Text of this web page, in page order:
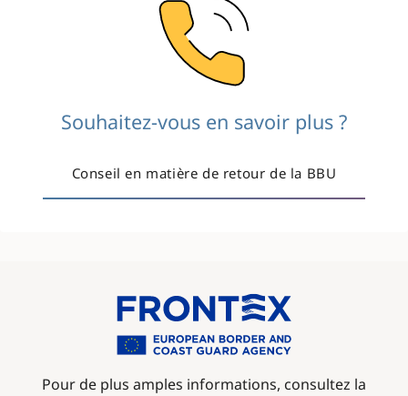
Souhaitez-vous en savoir plus ?
Conseil en matière de retour de la BBU
Pour de plus amples informations, consultez la